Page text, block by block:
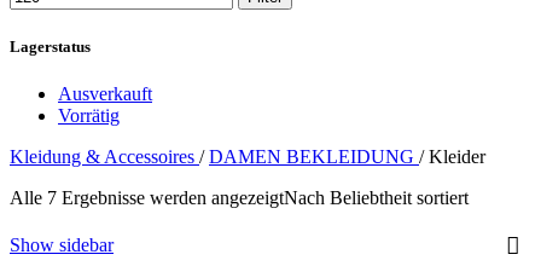
Lagerstatus
Ausverkauft
Vorrätig
Kleidung & Accessoires / DAMEN BEKLEIDUNG / Kleider
Alle 7 Ergebnisse werden angezeigtNach Beliebtheit sortiert
Show sidebar